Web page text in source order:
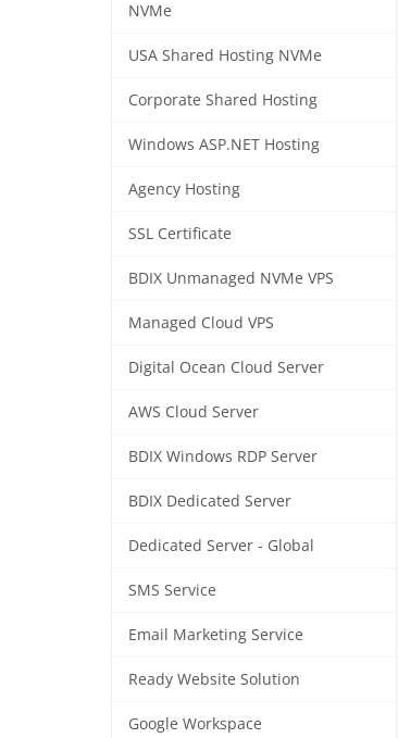
NVMe
USA Shared Hosting NVMe
Corporate Shared Hosting
Windows ASP.NET Hosting
Agency Hosting
SSL Certificate
BDIX Unmanaged NVMe VPS
Managed Cloud VPS
Digital Ocean Cloud Server
AWS Cloud Server
BDIX Windows RDP Server
BDIX Dedicated Server
Dedicated Server - Global
SMS Service
Email Marketing Service
Ready Website Solution
Google Workspace